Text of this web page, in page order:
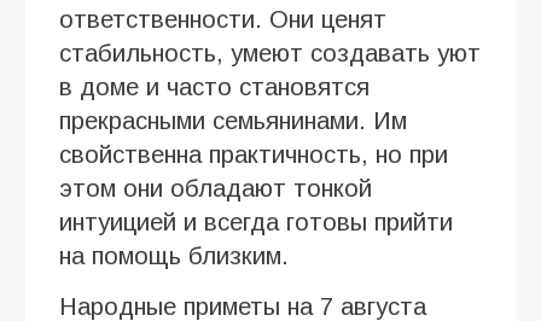
ответственности. Они ценят
стабильность, умеют создавать уют
в доме и часто становятся
прекрасными семьянинами. Им
свойственна практичность, но при
этом они обладают тонкой
интуицией и всегда готовы прийти
на помощь близким.
Народные приметы на 7 августа